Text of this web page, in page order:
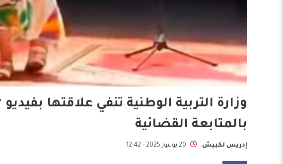
وزارة التربية الوطنية تنفي علاقتها
بالمتابعة القضائية
إدريس لكبيش 20 يوليوز 2025 - 12:42